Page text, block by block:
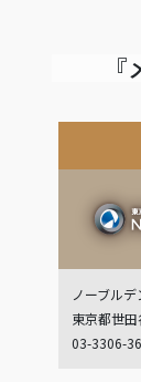
ノーブル
東京都世
03-3306-